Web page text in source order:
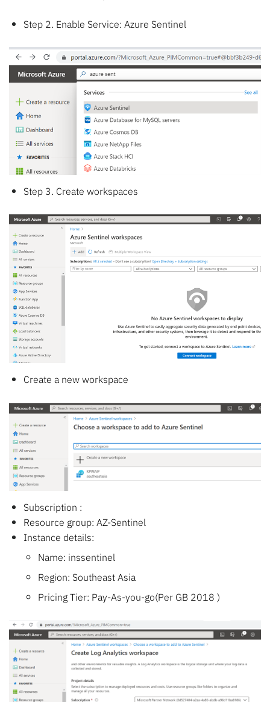
Step 2. Enable Service: Azure Sentinel
Step 3. Create workspaces
Create a new workspace
Subscription :
Resource group: AZ-Sentinel
Instance details:
Name: inssentinel
Region: Southeast Asia
Pricing Tier: Pay-As-you-go(Per GB 2018 )